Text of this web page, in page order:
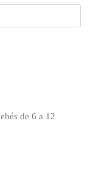
de 6 a 12